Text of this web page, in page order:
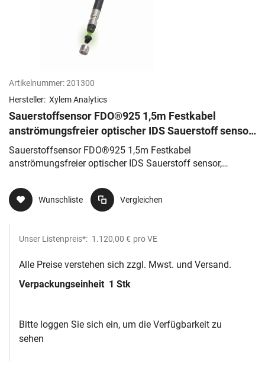
Artikelnummer:201300
Hersteller: Xylem Analytics
Sauerstoffsensor FDO®925 1,5m Festkabel
anströmungsfreier optischer IDS Sauerstoff sensor,
abgeschrägte
Sauerstoffsensor FDO®925 1,5m Festkabel
anströmungsfreier optischer IDS Sauerstoff sensor,
Wunschliste Vergleichen
Unser Listenpreis*: 1.120,00 € pro VE
Alle Preise verstehen sich zzgl. Mwst. und Versand.
Verpackungseinheit 1 Stk
Bitte loggen Sie sich ein, um die Verfügbarkeit zu
sehen